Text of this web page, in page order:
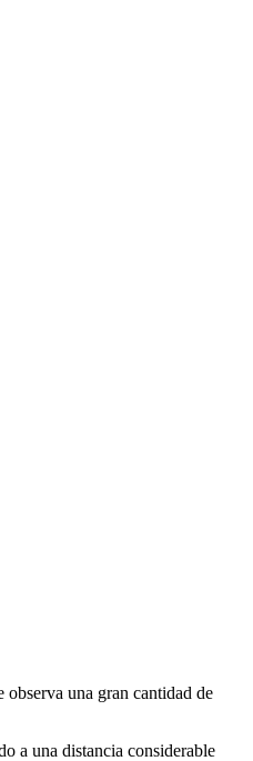
observa una gran cantidad de
a una distancia considerable